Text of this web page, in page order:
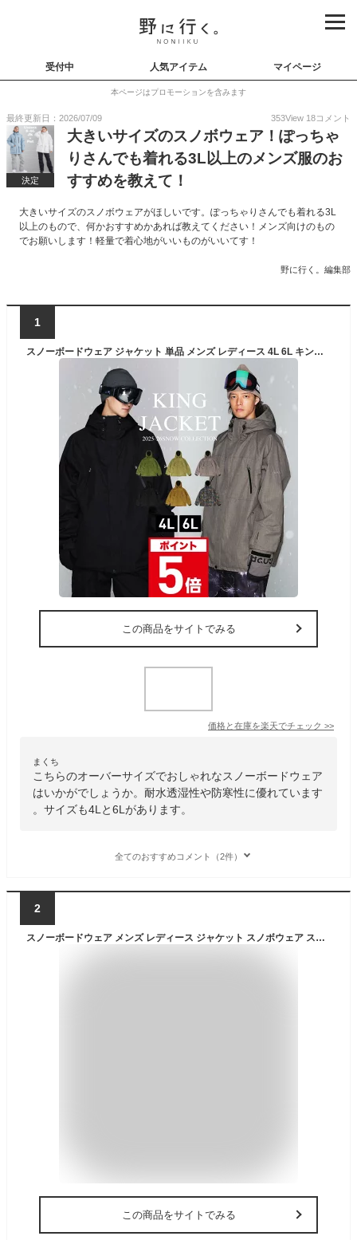
受付中 人気アイテム マイページ
本ページはプロモーションを含みます
最終更新日：2026/07/09 353View 18コメント
決定
大きいサイズのスノボウェア！ぽっちゃ
りさんでも着れる3L以上のメンズ服のお
すすめを教えて！
大きいサイズのスノボウェアがほしいです。ぽっちゃりさんでも着れる3L
以上のもので、何かおすすめかあれば教えてください！メンズ向けのもの
でお願いします！軽量で着心地がいいものがいいてす！
野に行く。編集部
1
スノーボードウェア ジャケット 単品 メンズ レディース 4L 6L キングサイズ スキーウェア ボードウェア スノボウェア スノボーウェア スノボー ウェア ウエア スノーボード スノボ スノボー スキー スノーウェア おしゃれ 大きいサイズ POJ-40KING 《MDW》
この商品をサイトでみる
価格と在庫を楽天でチェック >>
まくち
こちらのオーバーサイズでおしゃれなスノーボードウェア
はいかがでしょうか。耐水透湿性や防寒性に優れています
。サイズも4Lと6Lがあります。
全てのおすすめコメント（2件）
2
スノーボードウェア メンズ レディース ジャケット スノボウェア スノーウェア 上 2023-2024 ウェア W_RAY ダブルレイ XXS/XS/S/M/L/XL/XXL J129-J144
この商品をサイトでみる